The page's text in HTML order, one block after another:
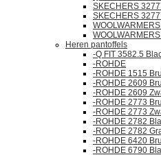
SKECHERS
SKECHERS
Heren pantoffels
-Q FIT 3582.5
-ROHDE
-ROHDE 1515
-ROHDE 2609
-ROHDE 2609
-ROHDE 2773
-ROHDE 2773
-ROHDE 2782
-ROHDE 2782
-ROHDE 6420
-ROHDE 6790